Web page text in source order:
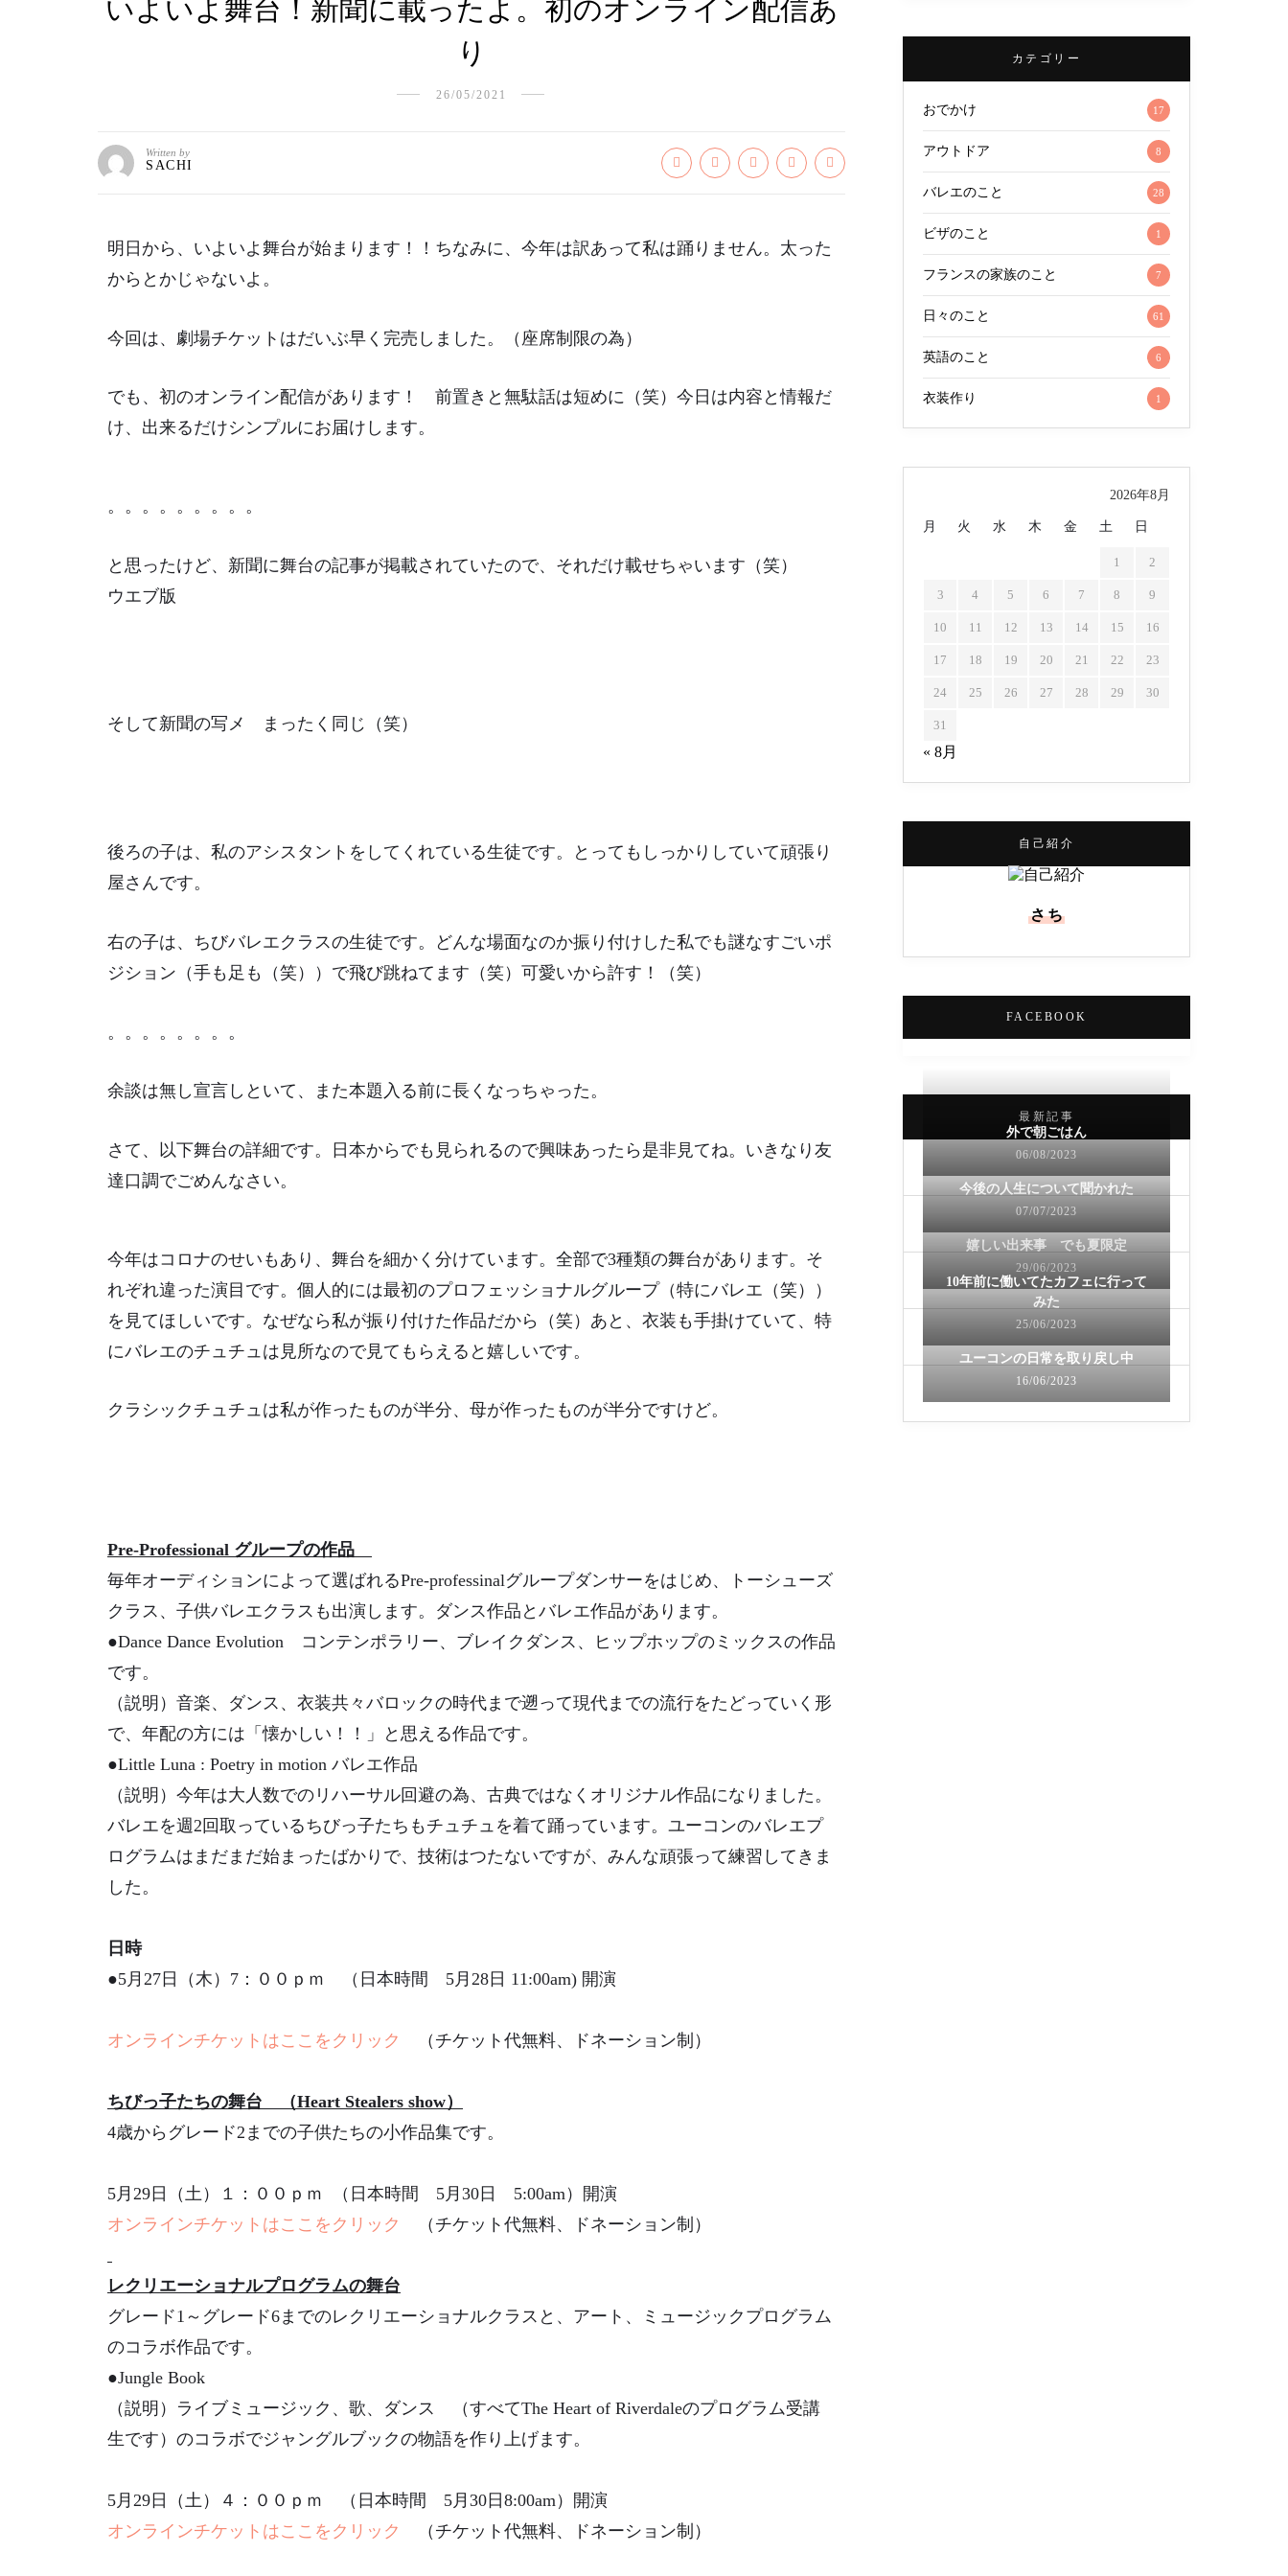
いよいよ舞台！新聞に載ったよ。初のオンライン配信あ
り
26/05/2021
Written by
SACHI
明日から、いよいよ舞台が始まります！！ちなみに、今年は訳あって私は踊りません。太った
からとかじゃないよ。
今回は、劇場チケットはだいぶ早く完売しました。（座席制限の為）
でも、初のオンライン配信があります！ 前置きと無駄話は短めに（笑）今日は内容と情報だ
け、出来るだけシンプルにお届けします。
。。。。。。。。。
と思ったけど、新聞に舞台の記事が掲載されていたので、それだけ載せちゃいます（笑）
ウエブ版
そして新聞の写メ まったく同じ（笑）
後ろの子は、私のアシスタントをしてくれている生徒です。とってもしっかりしていて頑張り
屋さんです。
右の子は、ちびバレエクラスの生徒です。どんな場面なのか振り付けした私でも謎なすごいポ
ジション（手も足も（笑））で飛び跳ねてます（笑）可愛いから許す！（笑）
。。。。。。。。
余談は無し宣言しといて、また本題入る前に長くなっちゃった。
さて、以下舞台の詳細です。日本からでも見られるので興味あったら是非見てね。いきなり友
達口調でごめんなさい。
今年はコロナのせいもあり、舞台を細かく分けています。全部で3種類の舞台があります。そ
れぞれ違った演目です。個人的には最初のプロフェッショナルグループ（特にバレエ（笑））
を見てほしいです。なぜなら私が振り付けた作品だから（笑）あと、衣装も手掛けていて、特
にバレエのチュチュは見所なので見てもらえると嬉しいです。
クラシックチュチュは私が作ったものが半分、母が作ったものが半分ですけど。
Pre-Professional グループの作品
毎年オーディションによって選ばれるPre-professinalグループダンサーをはじめ、トーシューズ
クラス、子供バレエクラスも出演します。ダンス作品とバレエ作品があります。
●Dance Dance Evolution コンテンポラリー、ブレイクダンス、ヒップホップのミックスの作品
です。
（説明）音楽、ダンス、衣装共々バロックの時代まで遡って現代までの流行をたどっていく形
で、年配の方には「懐かしい！！」と思える作品です。
●Little Luna : Poetry in motion バレエ作品
（説明）今年は大人数でのリハーサル回避の為、古典ではなくオリジナル作品になりました。
バレエを週2回取っているちびっ子たちもチュチュを着て踊っています。ユーコンのバレエプ
ログラムはまだまだ始まったばかりで、技術はつたないですが、みんな頑張って練習してきま
した。
日時
●5月27日（木）7：００ｐｍ （日本時間 5月28日 11:00am) 開演
オンラインチケットはここをクリック （チケット代無料、ドネーション制）
ちびっ子たちの舞台 （Heart Stealers show）
4歳からグレード2までの子供たちの小作品集です。
5月29日（土）１：００ｐｍ （日本時間 5月30日 5:00am）開演
オンラインチケットはここをクリック
（チケット代無料、ドネーション制）
レクリエーショナルプログラムの舞台
グレード1～グレード6までのレクリエーショナルクラスと、アート、ミュージックプログラム
のコラボ作品です。
●Jungle Book
（説明）ライブミュージック、歌、ダンス （すべてThe Heart of Riverdaleのプログラム受講
生です）のコラボでジャングルブックの物語を作り上げます。
5月29日（土）４：００ｐｍ （日本時間 5月30日8:00am）開演
オンラインチケットはここをクリック
（チケット代無料、ドネーション制）
カテゴリー
おでかけ 17
アウトドア 8
バレエのこと 28
ビザのこと 1
フランスの家族のこと 7
日々のこと 61
英語のこと 6
衣装作り 1
2026年8月
月 火 水 木 金 土 日
1 2
3 4 5 6 7 8 9
10 11 12 13 14 15 16
17 18 19 20 21 22 23
24 25 26 27 28 29 30
31
« 8月
自己紹介
さち
FACEBOOK
最新記事
外で朝ごはん
06/08/2023
今後の人生について聞かれた
07/07/2023
嬉しい出来事 でも夏限定
29/06/2023
10年前に働いてたカフェに行って
みた
25/06/2023
ユーコンの日常を取り戻し中
16/06/2023